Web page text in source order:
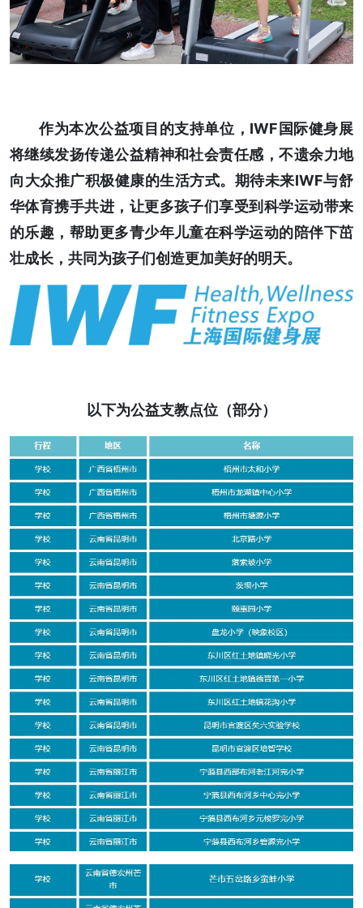
作为本次公益项目的支持单位，IWF国际健身展
将继续发扬传递公益精神和社会责任感，不遗余力地
向大众推广积极健康的生活方式。期待未来IWF与舒
华体育携手共进，让更多孩子们享受到科学运动带来
的乐趣，帮助更多青少年儿童在科学运动的陪伴下茁
壮成长，共同为孩子们创造更加美好的明天。
以下为公益支教点位（部分）